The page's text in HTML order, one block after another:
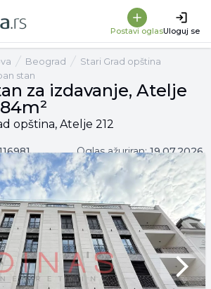
Postavi oglasUloguj se
|
Beograd
Stari Grad opština
stan
za izdavanje, Atelje
opština, Atelje 212
Oglas ažuriran: 19.07.2026.
Next